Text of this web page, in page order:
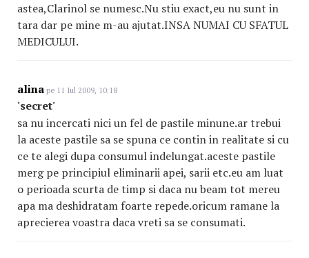
astea,Clarinol se numesc.Nu stiu exact,eu nu sunt in
tara dar pe mine m-au ajutat.INSA NUMAI CU SFATUL
MEDICULUI.
alina pe 11 Iul 2009, 10:18
'secret'
sa nu incercati nici un fel de pastile minune.ar trebui
la aceste pastile sa se spuna ce contin in realitate si cu
ce te alegi dupa consumul indelungat.aceste pastile
merg pe principiul eliminarii apei, sarii etc.eu am luat
o perioada scurta de timp si daca nu beam tot mereu
apa ma deshidratam foarte repede.oricum ramane la
aprecierea voastra daca vreti sa se consumati.